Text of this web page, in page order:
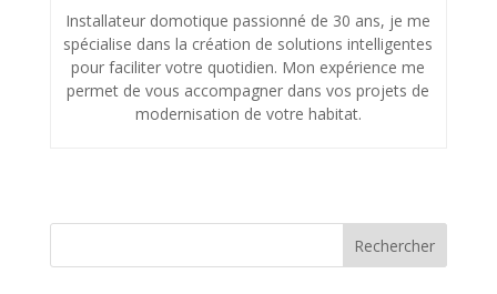
Installateur domotique passionné de 30 ans, je me
spécialise dans la création de solutions intelligentes
pour faciliter votre quotidien. Mon expérience me
permet de vous accompagner dans vos projets de
modernisation de votre habitat.
Rechercher